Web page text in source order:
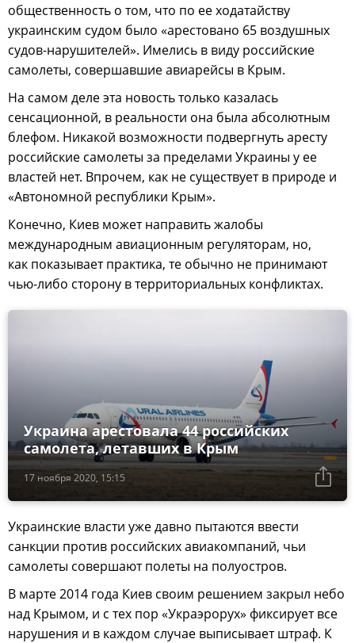
общественность о том, что по ее ходатайству
украинским судом было «арестовано 65 воздушных
судов-нарушителей». Имелись в виду российские
самолеты, совершавшие авиарейсы в Крым.
На самом деле эта новость только казалась
сенсационной, в реальности она была абсолютным
блефом. Никакой возможности подвергнуть аресту
российские самолеты за пределами Украины у ее
властей нет. Впрочем, как не существует в природе и
«Автономной республики Крым».
Конечно, Киев может направить жалобы
международным авиационным регуляторам, но,
как показывает практика, те обычно не принимают
чью-либо сторону в территориальных конфликтах.
17 ноября 2020, 15:15
Украина арестовала 44 российских
самолета, летавших в Крым
Украинские власти уже давно пытаются ввести
санкции против российских авиакомпаний, чьи
самолеты совершают полеты на полуостров.
В марте 2014 года Киев своим решением закрыл небо
над Крымом, и с тех пор «Украэрорух» фиксирует все
нарушения и в каждом случае выписывает штраф. К